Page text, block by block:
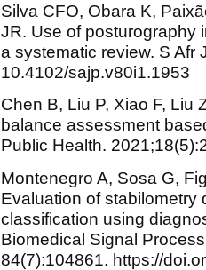
Silva CFO, Obara K,
JR. Use of posturography
a systematic review. S Afr
10.4102/sajp.v80i1.1953
Chen B, Liu P, Xiao F, Liu
balance assessment
Public Health.
Montenegro A, Sosa G,
Evaluation of stabilometry
classification using
Biomedical Signal
84(7):104861. https://